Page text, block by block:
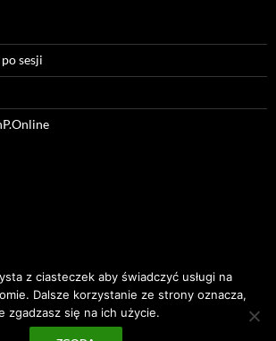
sesji
z ciasteczek aby świadczyć usługi na
Dalsze korzystanie ze strony oznacza,
zgadzasz się na ich użycie.